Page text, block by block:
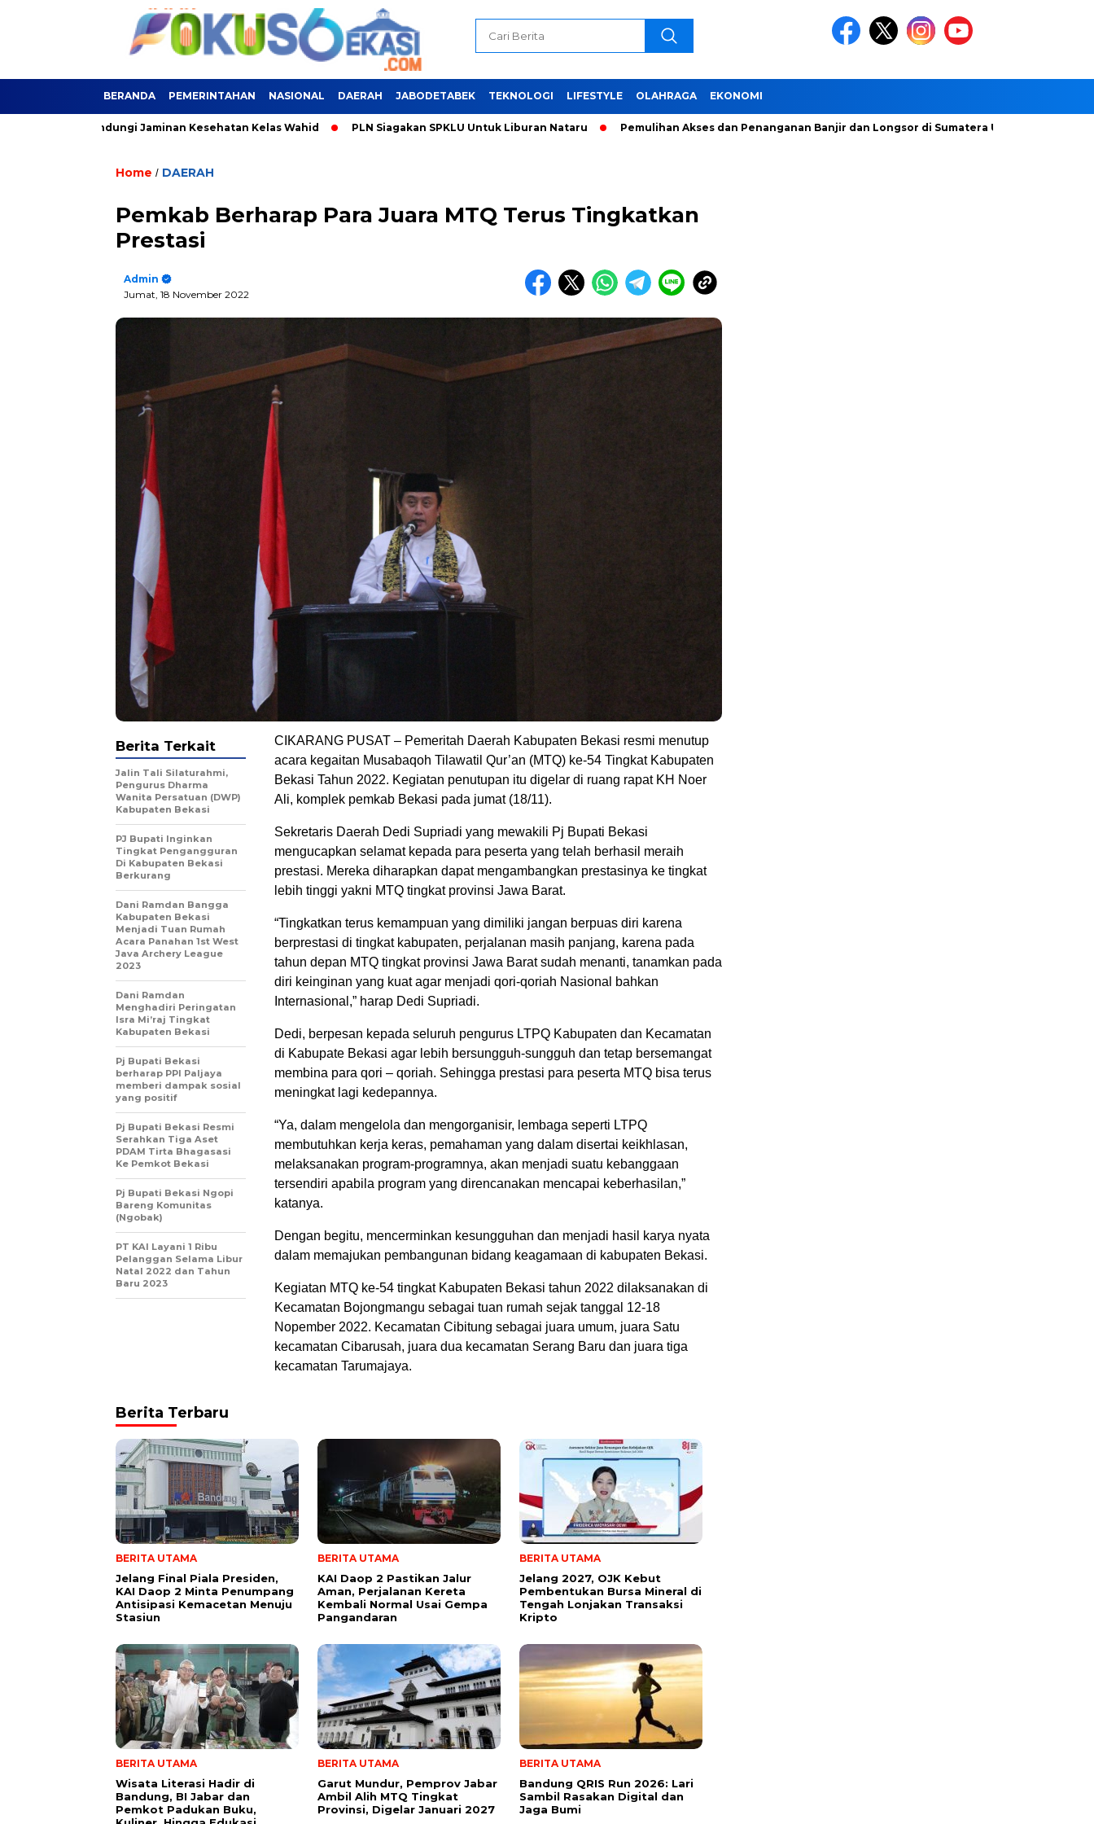
BERANDA PEMERINTAHAN NASIONAL DAERAH JABODETABEK TEKNOLOGI LIFESTYLE OLAHRAGA EKONOMI
Kini Terlindungi Jaminan Kesehatan Kelas Wahid PLN Siagakan SPKLU Untuk Liburan Nataru Pemulihan Akses dan Penanganan Banjir dan Longsor di Sumatera Utara Dipercepat
Home / DAERAH
Pemkab Berharap Para Juara MTQ Terus Tingkatkan
Prestasi
Admin
Jumat, 18 November 2022
CIKARANG PUSAT – Pemeritah Daerah Kabupaten Bekasi resmi menutup
acara kegaitan Musabaqoh Tilawatil Qur’an (MTQ) ke-54 Tingkat Kabupaten
Bekasi Tahun 2022. Kegiatan penutupan itu digelar di ruang rapat KH Noer
Ali, komplek pemkab Bekasi pada jumat (18/11).
Sekretaris Daerah Dedi Supriadi yang mewakili Pj Bupati Bekasi
mengucapkan selamat kepada para peserta yang telah berhasil meraih
prestasi. Mereka diharapkan dapat mengambangkan prestasinya ke tingkat
lebih tinggi yakni MTQ tingkat provinsi Jawa Barat.
“Tingkatkan terus kemampuan yang dimiliki jangan berpuas diri karena
berprestasi di tingkat kabupaten, perjalanan masih panjang, karena pada
tahun depan MTQ tingkat provinsi Jawa Barat sudah menanti, tanamkan pada
diri keinginan yang kuat agar menjadi qori-qoriah Nasional bahkan
Internasional,” harap Dedi Supriadi.
Dedi, berpesan kepada seluruh pengurus LTPQ Kabupaten dan Kecamatan
di Kabupate Bekasi agar lebih bersungguh-sungguh dan tetap bersemangat
membina para qori – qoriah. Sehingga prestasi para peserta MTQ bisa terus
meningkat lagi kedepannya.
“Ya, dalam mengelola dan mengorganisir, lembaga seperti LTPQ
membutuhkan kerja keras, pemahaman yang dalam disertai keikhlasan,
melaksanakan program-programnya, akan menjadi suatu kebanggaan
tersendiri apabila program yang direncanakan mencapai keberhasilan,”
katanya.
Dengan begitu, mencerminkan kesungguhan dan menjadi hasil karya nyata
dalam memajukan pembangunan bidang keagamaan di kabupaten Bekasi.
Kegiatan MTQ ke-54 tingkat Kabupaten Bekasi tahun 2022 dilaksanakan di
Kecamatan Bojongmangu sebagai tuan rumah sejak tanggal 12-18
Nopember 2022. Kecamatan Cibitung sebagai juara umum, juara Satu
kecamatan Cibarusah, juara dua kecamatan Serang Baru dan juara tiga
kecamatan Tarumajaya.
Berita Terkait
Jalin Tali Silaturahmi,
Pengurus Dharma
Wanita Persatuan (DWP)
Kabupaten Bekasi
PJ Bupati Inginkan
Tingkat Pengangguran
Di Kabupaten Bekasi
Berkurang
Dani Ramdan Bangga
Kabupaten Bekasi
Menjadi Tuan Rumah
Acara Panahan 1st West
Java Archery League
2023
Dani Ramdan
Menghadiri Peringatan
Isra Mi’raj Tingkat
Kabupaten Bekasi
Pj Bupati Bekasi
berharap PPI Paljaya
memberi dampak sosial
yang positif
Pj Bupati Bekasi Resmi
Serahkan Tiga Aset
PDAM Tirta Bhagasasi
Ke Pemkot Bekasi
Pj Bupati Bekasi Ngopi
Bareng Komunitas
(Ngobak)
PT KAI Layani 1 Ribu
Pelanggan Selama Libur
Natal 2022 dan Tahun
Baru 2023
Berita Terbaru
BERITA UTAMA
Jelang Final Piala Presiden,
KAI Daop 2 Minta Penumpang
Antisipasi Kemacetan Menuju
Stasiun
BERITA UTAMA
KAI Daop 2 Pastikan Jalur
Aman, Perjalanan Kereta
Kembali Normal Usai Gempa
Pangandaran
BERITA UTAMA
Jelang 2027, OJK Kebut
Pembentukan Bursa Mineral di
Tengah Lonjakan Transaksi
Kripto
BERITA UTAMA
Wisata Literasi Hadir di
Bandung, BI Jabar dan
Pemkot Padukan Buku,
BERITA UTAMA
Garut Mundur, Pemprov Jabar
Ambil Alih MTQ Tingkat
Provinsi, Digelar Januari 2027
BERITA UTAMA
Bandung QRIS Run 2026: Lari
Sambil Rasakan Digital dan
Jaga Bumi